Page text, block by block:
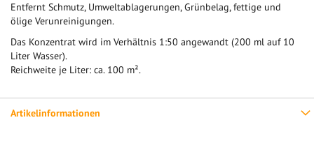
Entfernt Schmutz, Umweltablagerungen, Grünbelag, fettige und
ölige Verunreinigungen.
Das Konzentrat wird im Verhältnis 1:50 angewandt (200 ml auf 10
Liter Wasser).
Reichweite je Liter: ca. 100 m².
Artikelinformationen